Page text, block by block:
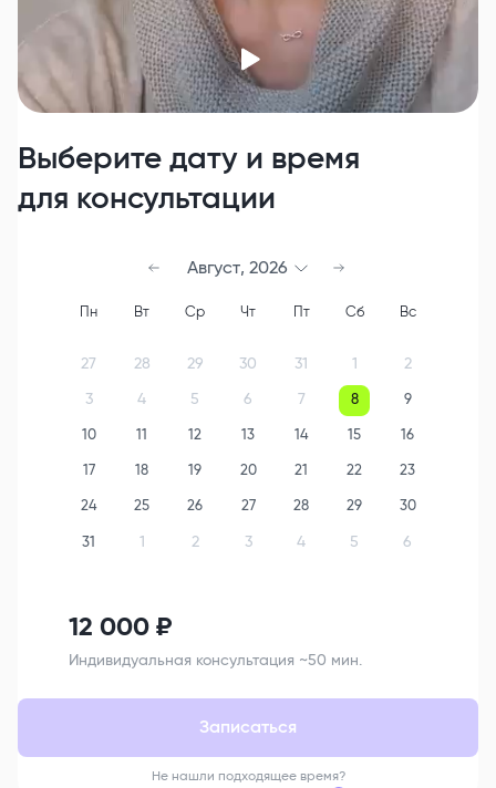
Выберите дату и время
для консультации
Август, 2026
Пн Вт Ср Чт Пт Сб Вс
27 28 29 30 31 1 2
3 4 5 6 7 8 9
10 12 13 14 15 16
17 18 19 20 21 22 23
24 25 26 27 28 29 30
31 1 2 3 4 5 6
12 000 ₽
Индивидуальная консультация ~50 мин.
Записаться
Не нашли подходящее время?